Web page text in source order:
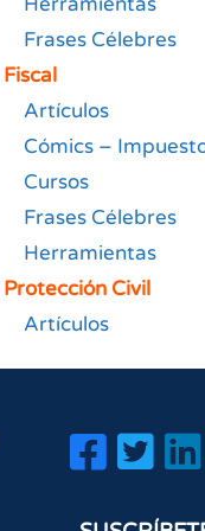
Frases Célebres
Fiscal
Artículos
Cómics –
Cursos
Frases Célebres
Herramientas
Protección Civil
Artículos